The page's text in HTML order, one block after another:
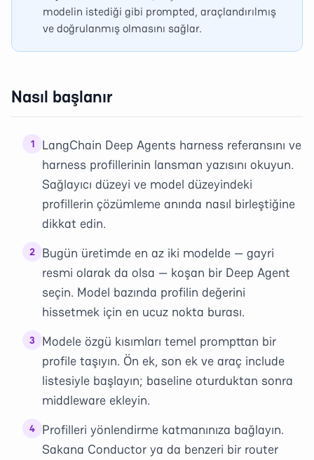
modelin istediği gibi prompted, araçlandırılmış
ve doğrulanmış olmasını sağlar.
Nasıl başlanır
1
LangChain Deep Agents harness referansını ve
harness profillerinin lansman yazısını okuyun.
Sağlayıcı düzeyi ve model düzeyindeki
profillerin çözümleme anında nasıl birleştiğine
dikkat edin.
2
Bugün üretimde en az iki modelde — gayri
resmi olarak da olsa — koşan bir Deep Agent
seçin. Model bazında profilin değerini
hissetmek için en ucuz nokta burası.
3
Modele özgü kısımları temel prompttan bir
profile taşıyın. Ön ek, son ek ve araç include
listesiyle başlayın; baseline oturduktan sonra
middleware ekleyin.
4
Profilleri yönlendirme katmanınıza bağlayın.
Sakana Conductor ya da benzeri bir router